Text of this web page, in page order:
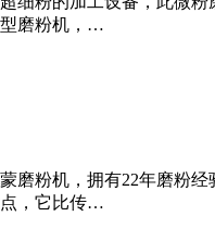
磨粉机，…
磨粉机，拥有22年磨粉
，它比传…